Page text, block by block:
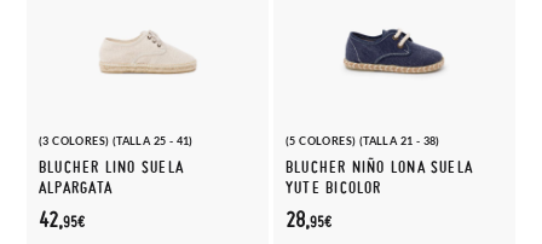
(3 COLORES) (TALLA 25 - 41)
BLUCHER LINO SUELA
ALPARGATA
42,95€
(5 COLORES) (TALLA 21 - 38)
BLUCHER NIÑO LONA SUELA
YUTE BICOLOR
28,95€